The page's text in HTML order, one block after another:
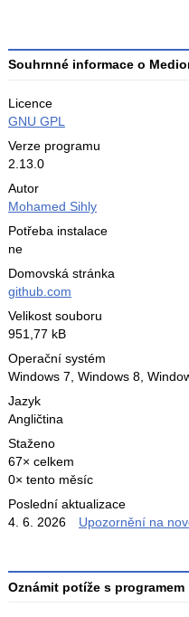
Souhrnné informace o
Licence
GNU GPL
Verze programu
2.13.0
Autor
Mohamed Sihly
Potřeba instalace
ne
Domovská stránka
github.com
Velikost souboru
951,77 kB
Operační systém
Windows 7, Windows 8,
Jazyk
Angličtina
Staženo
67× celkem
0× tento měsíc
Poslední aktualizace
4. 6. 2026
Upozornění na
Oznámit potíže s programem